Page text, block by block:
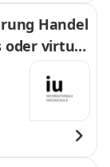
Handel
oder virtuel